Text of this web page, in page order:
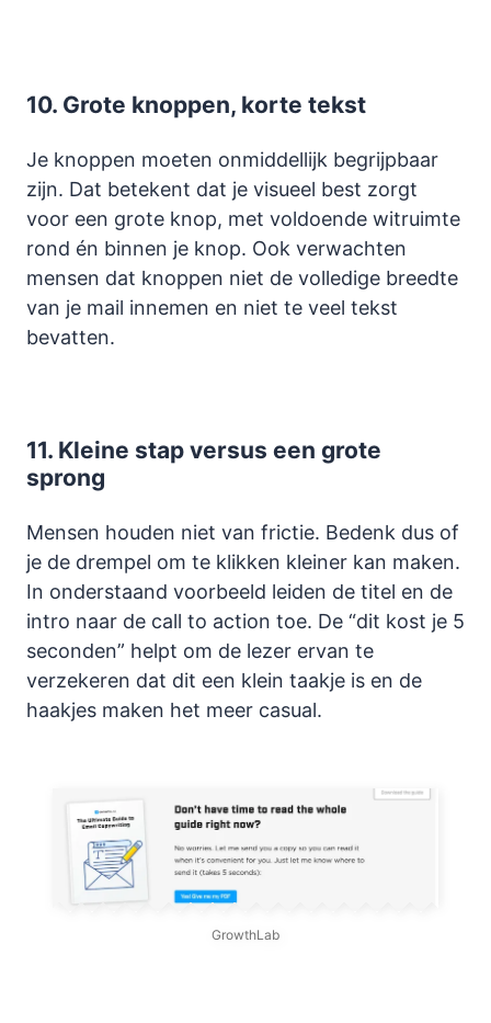
10. Grote knoppen, korte tekst
Je knoppen moeten onmiddellijk begrijpbaar
zijn. Dat betekent dat je visueel best zorgt
voor een grote knop, met voldoende witruimte
rond én binnen je knop. Ook verwachten
mensen dat knoppen niet de volledige breedte
van je mail innemen en niet te veel tekst
bevatten.
11. Kleine stap versus een grote
sprong
Mensen houden niet van frictie. Bedenk dus of
je de drempel om te klikken kleiner kan maken.
In onderstaand voorbeeld leiden de titel en de
intro naar de call to action toe. De “dit kost je 5
seconden” helpt om de lezer ervan te
verzekeren dat dit een klein taakje is en de
haakjes maken het meer casual.
GrowthLab